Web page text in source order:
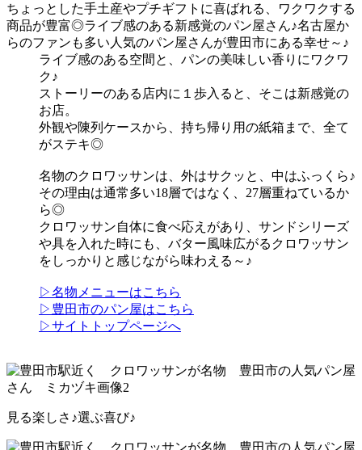
ちょっとした手土産やプチギフトに喜ばれる、ワクワクする
商品が豊富◎ライブ感のある新感覚のパン屋さん♪名古屋か
らのファンも多い人気のパン屋さんが豊田市にある幸せ～♪
ライブ感のある空間と、パンの美味しい香りにワクワ
ク♪
ストーリーのある店内に１歩入ると、そこは新感覚の
お店。
外観や陳列ケースから、持ち帰り用の紙箱まで、全て
がステキ◎
名物のクロワッサンは、外はサクッと、中はふっくら♪
その理由は通常多い18層ではなく、27層重ねているか
ら◎
クロワッサン自体に食べ応えがあり、サンドシリーズ
や具を入れた時にも、バター風味広がるクロワッサン
をしっかりと感じながら味わえる～♪
▷名物メニューはこちら
▷豊田市のパン屋はこちら
▷サイトトップページへ
見る楽しさ♪選ぶ喜び♪